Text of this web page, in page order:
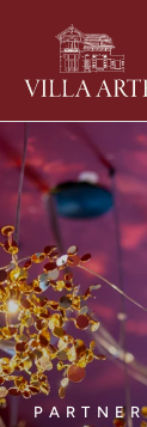
PARTNER